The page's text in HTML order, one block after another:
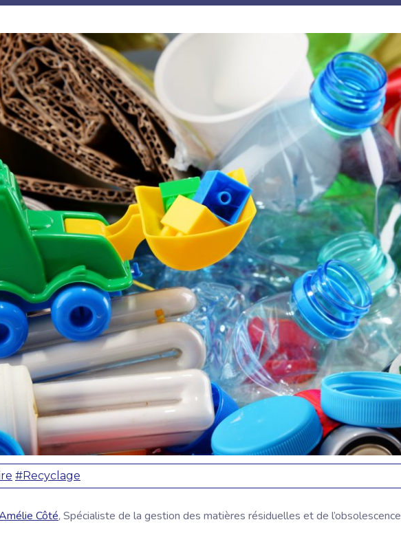
JE M'ABONNE
#Recyclage
Côté, Spécialiste de la gestion des matières résiduelles et de l’obsolescence